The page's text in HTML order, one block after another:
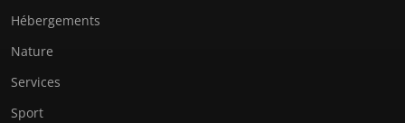
Hébergements
Nature
Services
Sport